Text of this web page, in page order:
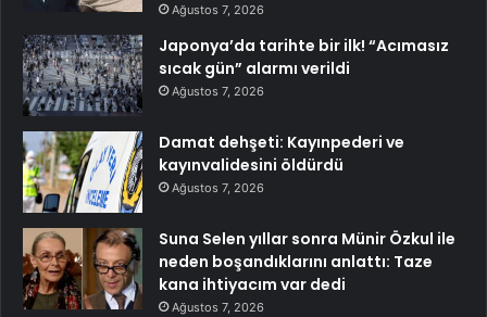
Ağustos 7, 2026
Japonya’da tarihte bir ilk! “Acımasız
sıcak gün” alarmı verildi
Ağustos 7, 2026
Damat dehşeti: Kayınpederi ve
kayınvalidesini öldürdü
Ağustos 7, 2026
Suna Selen yıllar sonra Münir Özkul ile
neden boşandıklarını anlattı: Taze
kana ihtiyacım var dedi
Ağustos 7, 2026